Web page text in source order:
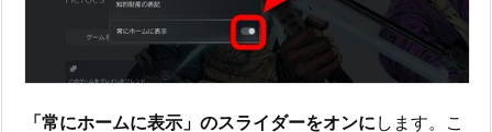
「常にホームに表示」のスライダーをオンに します。こ